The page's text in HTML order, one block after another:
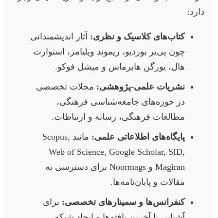
دارد:
کتاب‌های کلاسیک و نظری: آثار اندیشمندانی
چون پی‌یر بوردیو، ریموند ویلیامز، استوارت
هال، یورگن هابرماس و میشل فوکو.
نشریات علمی-پژوهشی: مجلات تخصصی
در حوزه‌های جامعه‌شناسی فرهنگی،
مطالعات فرهنگی، رسانه و ارتباطات.
پایگاه‌های اطلاعاتی علمی:
مانند Scopus,
Web of Science, Google Scholar, SID,
Magiran و Noormags برای دسترسی به
مقالات و پایان‌نامه‌ها.
کنفرانس‌ها و سمینارهای تخصصی: برای